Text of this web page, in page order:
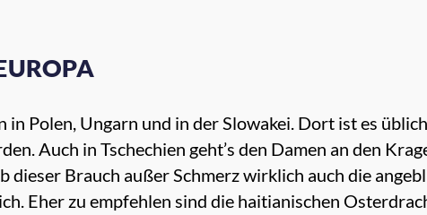
Polen, Ungarn und in der Slowakei. Dort ist es
Auch in Tschechien geht’s den Damen an den
dieser Brauch außer Schmerz wirklich auch die
Eher zu empfehlen sind die haitianischen